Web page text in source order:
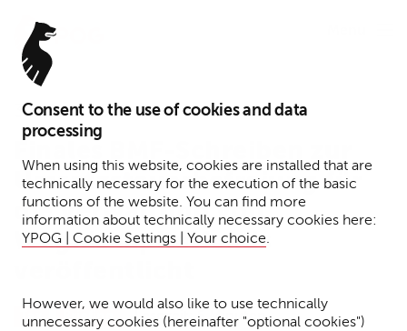
Consent to the use of cookies and data
processing
When using this website, cookies are installed that are
technically necessary for the execution of the basic
functions of the website. You can find more
information about technically necessary cookies here:
YPOG | Cookie Settings | Your choice.
However, we would also like to use technically
unnecessary cookies (hereinafter "optional cookies")
30. Juni 2022
Umsatzsteuerbefreiung für
die Verwaltung von
Wagniskapitalfonds
Tax Briefing Lesezeit: 5 Minuten